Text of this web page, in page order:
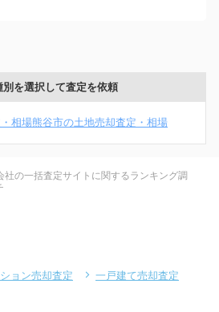
別を選択して査定を依頼
相場熊谷市の土地売却査定・相場
の一括査定サイトに関するランキング調
ョン売却査定
一戸建て売却査定